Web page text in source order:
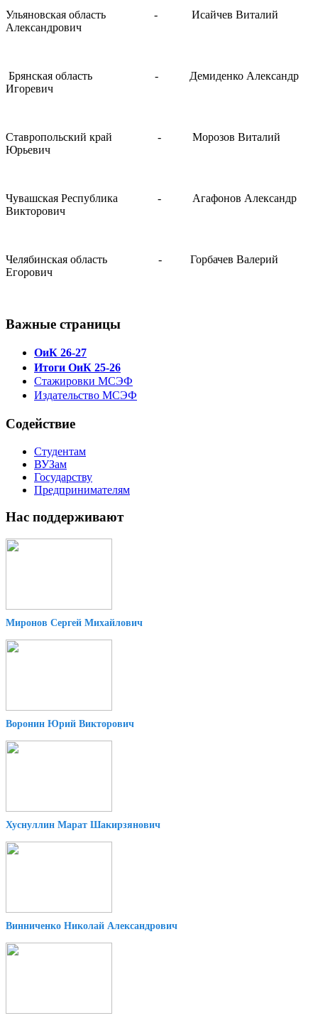
Ульяновская область -
Исайчев Виталий
Александрович
Брянская область -
Демиденко Александр
Игоревич
Ставропольский край -
Морозов Виталий
Юрьевич
Чувашская Республика -
Агафонов Александр
Викторович
Челябинская область -
Горбачев Валерий
Егорович
Важные страницы
ОиК 26-27
Итоги ОиК 25-26
Стажировки МСЭФ
Издательство МСЭФ
Содействие
Студентам
ВУЗам
Государству
Предпринимателям
Нас поддерживают
Миронов Сергей Михайлович
Воронин Юрий Викторович
Хуснуллин Марат Шакирзянович
Винниченко Николай Александрович